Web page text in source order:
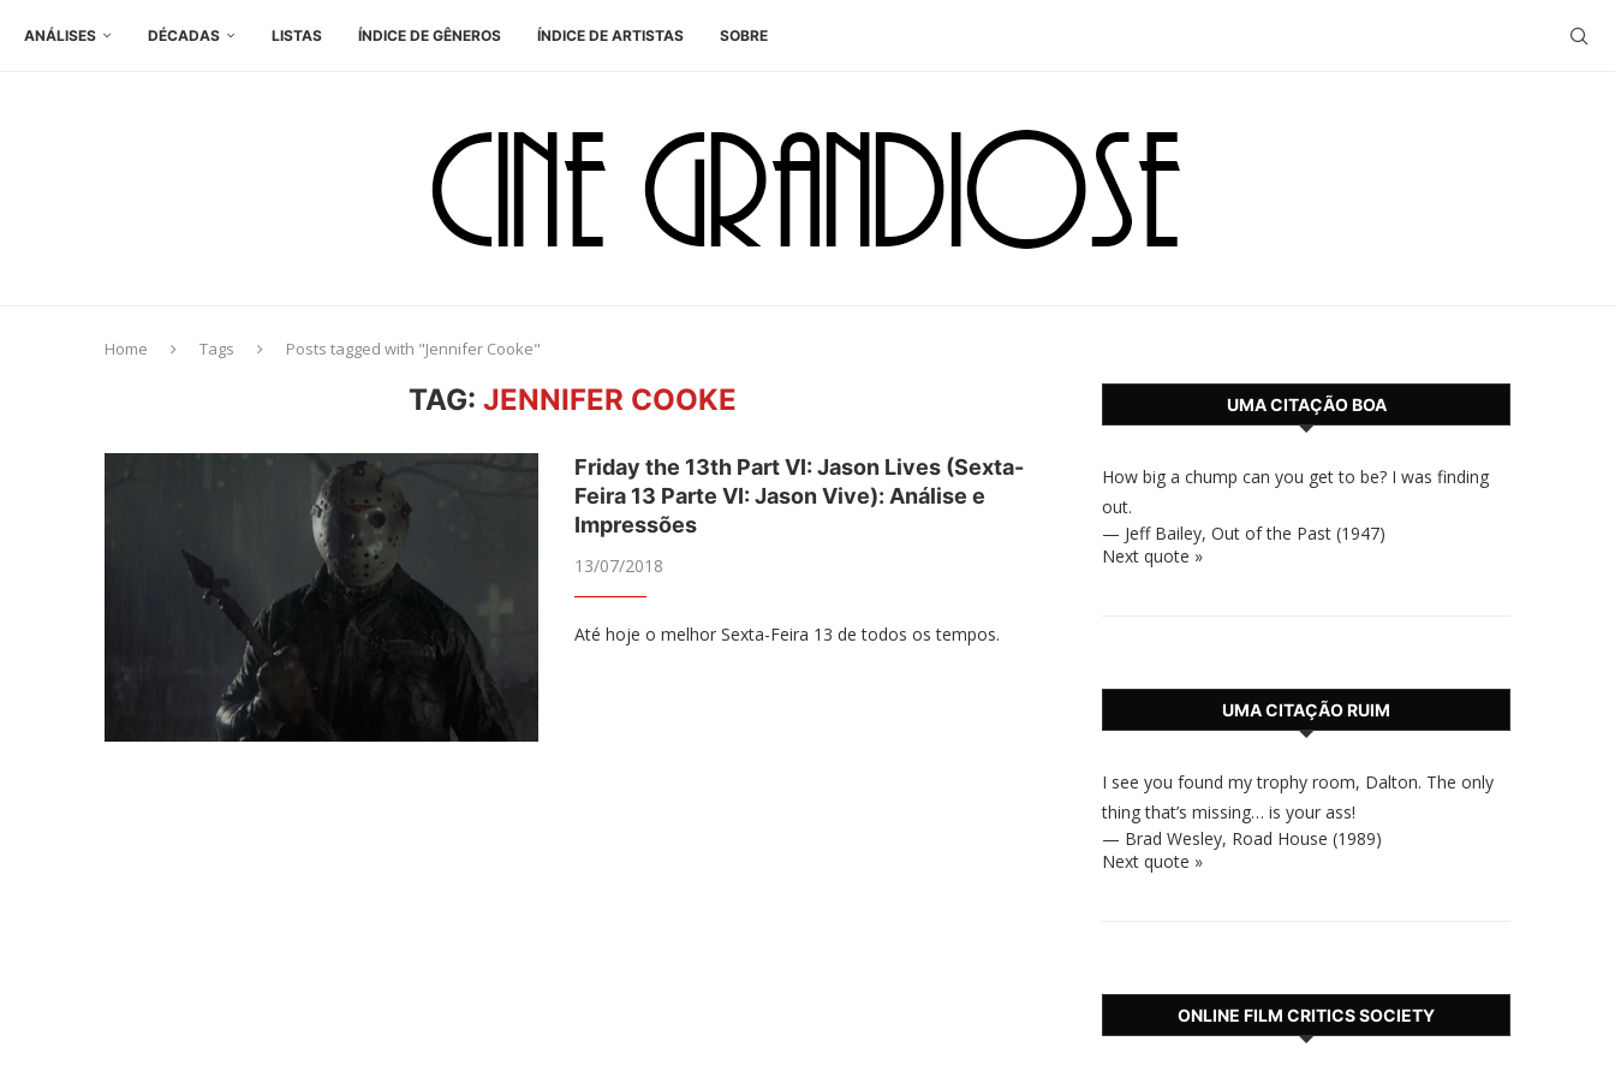
ANÁLISES DÉCADAS LISTAS ÍNDICE DE GÊNEROS ÍNDICE DE ARTISTAS SOBRE
Home Tags Posts tagged with "Jennifer Cooke"
TAG:JENNIFER COOKE
Friday the 13th Part VI: Jason Lives (Sexta-
Feira 13 Parte VI: Jason Vive): Análise e
Impressões
13/07/2018
Até hoje o melhor Sexta-Feira 13 de todos os tempos.
UMA CITAÇÃO BOA
How big a chump can you get to be? I was finding
out.
— Jeff Bailey, Out of the Past (1947)
Next quote »
UMA CITAÇÃO RUIM
I see you found my trophy room, Dalton. The only
thing that’s missing… is your ass!
— Brad Wesley, Road House (1989)
Next quote »
ONLINE FILM CRITICS SOCIETY